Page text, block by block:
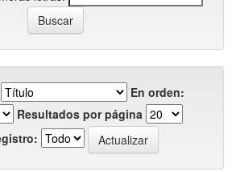
En orden:
Resultados por página